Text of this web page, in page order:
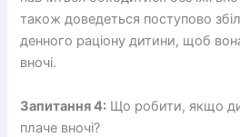
також доведеться поступово
денного раціону дитини, щоб
вночі.
Запитання 4: Що робити, якщо
плаче вночі?